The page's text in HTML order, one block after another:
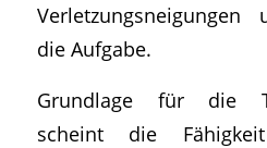
Verletzungsneigungen
die Aufgabe.
Grundlage für die
scheint die